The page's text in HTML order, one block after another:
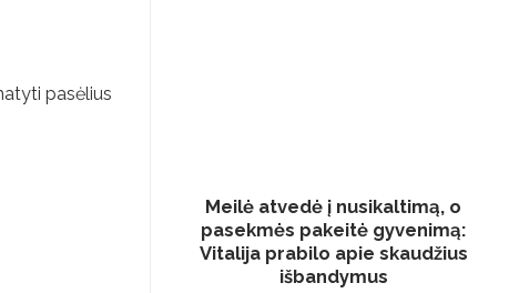
pasėlius
Meilė atvedė į nusikaltimą, o
pasekmės pakeitė gyvenimą:
Vitalija prabilo apie skaudžius
išbandymus